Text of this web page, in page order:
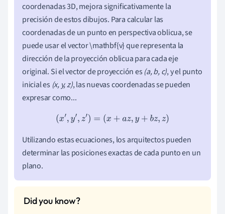
coordenadas 3D, mejora significativamente la
precisión de estos dibujos. Para calcular las
coordenadas de un punto en perspectiva oblicua, se
puede usar el vector \mathbf{v} que representa la
dirección de la proyección oblicua para cada eje
original. Si el vector de proyección es (a, b, c), y el punto
inicial es (x, y, z), las nuevas coordenadas se pueden
expresar como...
(x′,y ,z′) =(x +az,y+bz,z)
Utilizando estas ecuaciones, los arquitectos pueden
determinar las posiciones exactas de cada punto en un
plano.